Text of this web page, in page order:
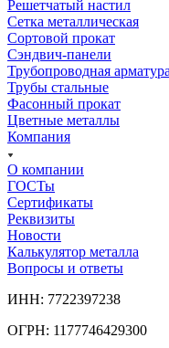
Решетчатый настил
Сетка металлическая
Сортовой прокат
Сэндвич-панели
Трубопроводная арматура
Трубы стальные
Фасонный прокат
Цветные металлы
Компания
О компании
ГОСТы
Сертификаты
Реквизиты
Новости
Калькулятор металла
Вопросы и ответы
ИНН: 7722397238
ОГРН: 1177746429300